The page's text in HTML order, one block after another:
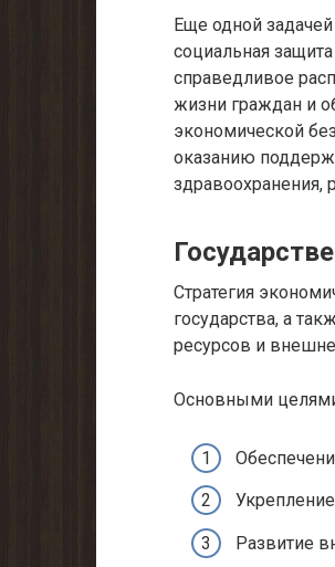
Еще одной задачей
социальная
справедливое
жизни граждан и
экономической
оказанию
здравоохранения,
Стратегия
государства, а
ресурсов и
Основными целями
Развитие